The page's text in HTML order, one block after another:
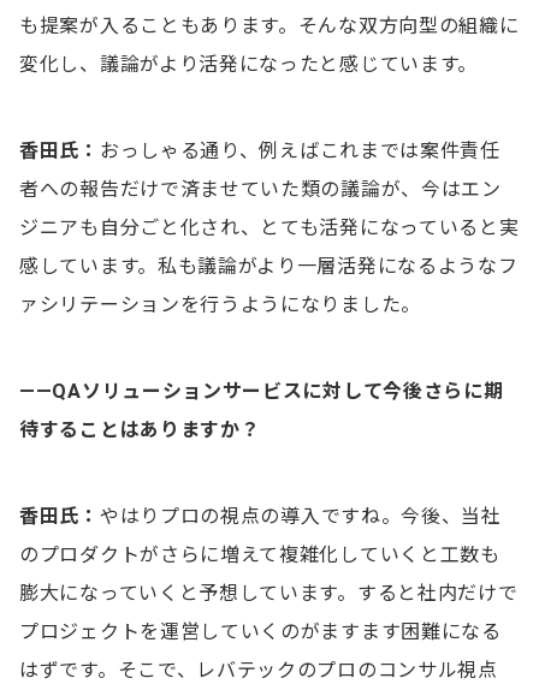
も提案が入ることもあります。そんな双方向型の組織に
変化し、議論がより活発になったと感じています。
香田氏： おっしゃる通り、例えばこれまでは案件責任
者への報告だけで済ませていた類の議論が、今はエン
ジニアも自分ごと化され、とても活発になっていると実
感しています。私も議論がより一層活発になるようなフ
ァシリテーションを行うようになりました。
——QAソリューションサービスに対して今後さらに期
待することはありますか？
香田氏： やはりプロの視点の導入ですね。今後、当社
のプロダクトがさらに増えて複雑化していくと工数も
膨大になっていくと予想しています。すると社内だけで
プロジェクトを運営していくのがますます困難になる
はずです。そこで、レバテックのプロのコンサル視点